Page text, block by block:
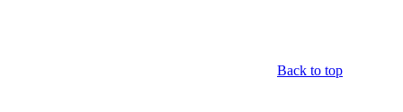
Back to top